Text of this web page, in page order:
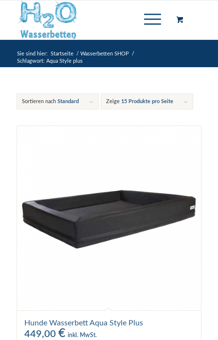
Sie sind hier: Startseite / Wasserbetten SHOP
/
Schlagwort: Aqua Style plus
Sortieren nach Standard Zeige 15 Produkte pro Seite
Hunde Wasserbett Aqua Style Plus
449,00 € inkl. MwSt.